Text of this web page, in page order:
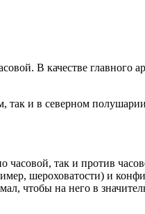
В качестве главного
и в северном
так и против
шероховатости) и
чтобы на него в